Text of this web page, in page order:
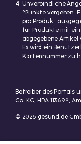
4 Unverbindliche
°Punkte vergeben.
pro Produkt
für Produkte mit
abgegebene Artikel
Es wird ein
Kartennummer zu
Betreiber des Portals
Co. KG, HRA 113699,
© 2026 gesund.de